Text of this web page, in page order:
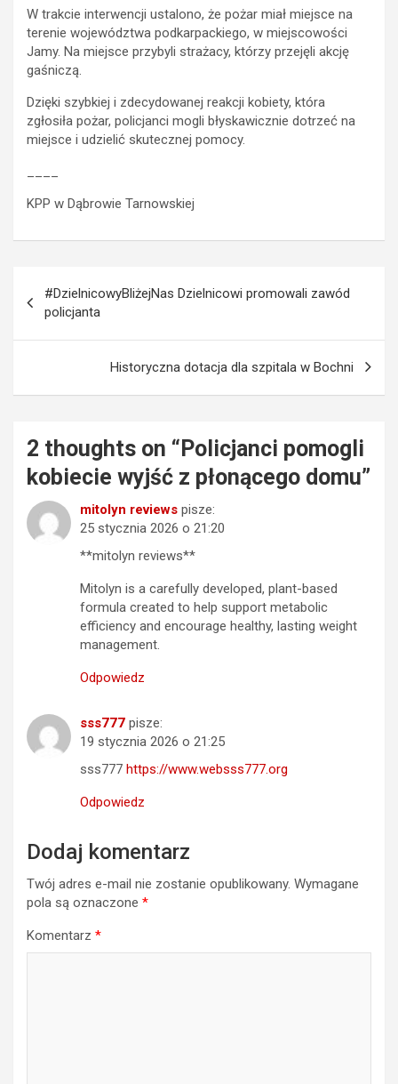
W trakcie interwencji ustalono, że pożar miał miejsce na
terenie województwa podkarpackiego, w miejscowości
Jamy. Na miejsce przybyli strażacy, którzy przejęli akcję
gaśniczą.
Dzięki szybkiej i zdecydowanej reakcji kobiety, która
zgłosiła pożar, policjanci mogli błyskawicznie dotrzeć na
miejsce i udzielić skutecznej pomocy.
KPP w Dąbrowie Tarnowskiej
wpisu
#DzielnicowyBliżejNas Dzielnicowi promowali zawód
policjanta
Historyczna dotacja dla szpitala w Bochni
2 thoughts on “Policjanci pomogli
kobiecie wyjść z płonącego domu”
mitolyn reviews pisze:
25 stycznia 2026 o 21:20
**mitolyn reviews**
Mitolyn is a carefully developed, plant-based
formula created to help support metabolic
efficiency and encourage healthy, lasting weight
management.
Odpowiedz
sss777 pisze:
19 stycznia 2026 o 21:25
sss777 https://www.websss777.org
Odpowiedz
Dodaj komentarz
Twój adres e-mail nie zostanie opublikowany. Wymagane
pola są oznaczone *
Komentarz *